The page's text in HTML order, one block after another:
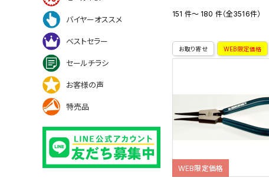
バイヤーオススメ
ベストセラー
セールチラシ
お客様の声
特売品
151 件～ 180 件（全3516件）
お取り寄せ WEB限定価格
WEB限定価格